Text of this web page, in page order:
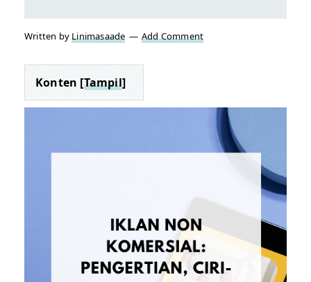
Written byLinimasaade Add Comment
Konten [Tampil]